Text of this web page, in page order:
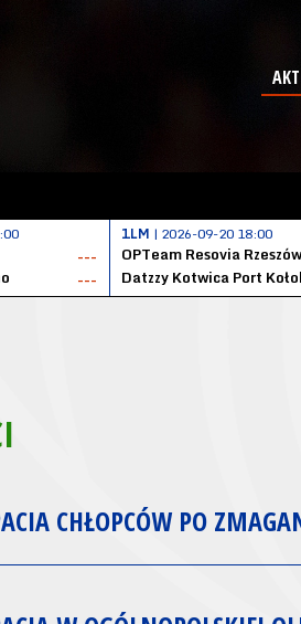
---
---
1LM | 2026-09-20 18:00
OPTeam Resovia Rzeszów
CHŁOPCÓW PO